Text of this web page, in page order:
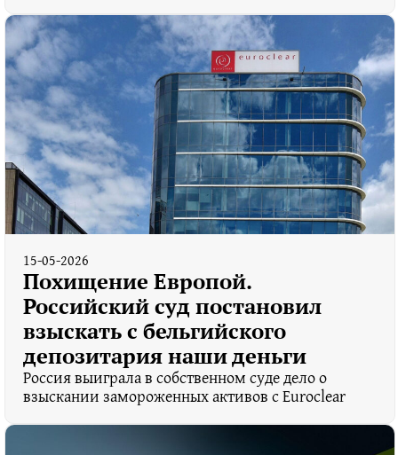
15-05-2026
Похищение Европой.
Российский суд постановил
взыскать с бельгийского
депозитария наши деньги
Россия выиграла в собственном суде дело о
взыскании замороженных активов с Euroclear